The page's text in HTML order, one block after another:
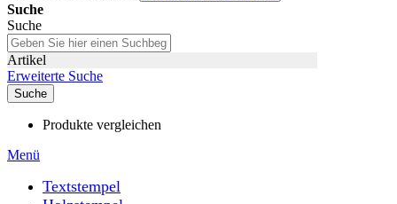
Suche
Suche
Artikel
Erweiterte Suche
Suche
Produkte vergleichen
Menü
Textstempel